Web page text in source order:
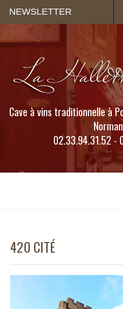
NEWSLETTER
Cave à vins traditionnelle à
02.33.94.31.52 -
420 CITÉ
Panneau de gestion des